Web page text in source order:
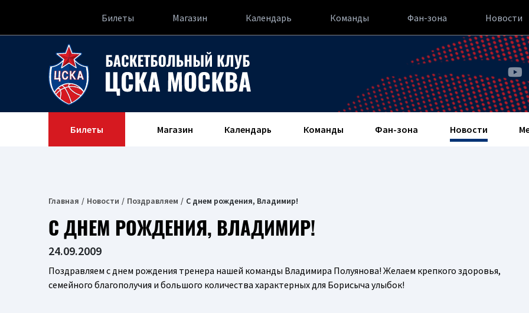
Билеты Магазин Календарь Команды Фан-зона Новости
Билеты Магазин Календарь Команды Фан-зона Новости
Главная Новости Поздравляем С днем рождения, Владимир!
С ДНЕМ РОЖДЕНИЯ, ВЛАДИМИР!
24.09.2009
Поздравляем с днем рождения тренера нашей команды Владимира Полуянова! Желаем крепкого здоровья,
семейного благополучия и большого количества характерных для Борисыча улыбок!